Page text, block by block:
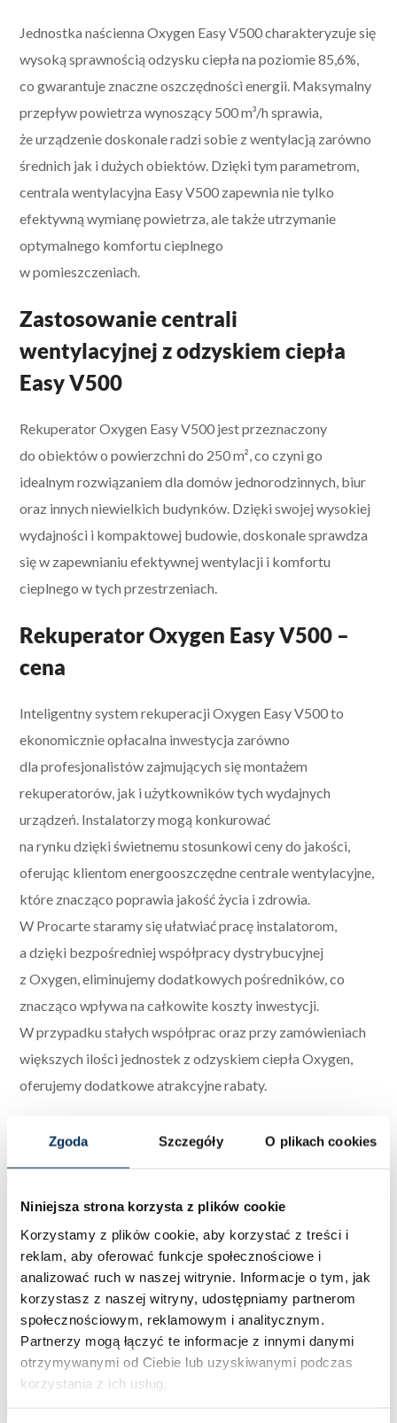
Zgoda Szczegóły O plikach cookies
Niniejsza strona korzysta z plików cookie
Korzystamy z plików cookie, aby korzystać z treści i
reklam, aby oferować funkcje społecznościowe i
analizować ruch w naszej witrynie. Informacje o tym, jak
korzystasz z naszej witryny, udostępniamy partnerom
społecznościowym, reklamowym i analitycznym.
Partnerzy mogą łączyć te informacje z innymi danymi
otrzymywanymi od Ciebie lub uzyskiwanymi podczas
korzystania z ich usług.
Jednostka naścienna Oxygen Easy V500 charakteryzuje się
wysoką sprawnością odzysku ciepła na poziomie 85,6%,
co gwarantuje znaczne oszczędności energii. Maksymalny
przepływ powietrza wynoszący 500 m³/h sprawia,
że urządzenie doskonale radzi sobie z wentylacją zarówno
średnich jak i dużych obiektów. Dzięki tym parametrom,
centrala wentylacyjna Easy V500 zapewnia nie tylko
efektywną wymianę powietrza, ale także utrzymanie
optymalnego komfortu cieplnego
w pomieszczeniach.
Zastosowanie centrali
wentylacyjnej z odzyskiem ciepła
Easy V500
Rekuperator Oxygen Easy V500 jest przeznaczony
do obiektów o powierzchni do 250 m², co czyni go
idealnym rozwiązaniem dla domów jednorodzinnych, biur
oraz innych niewielkich budynków. Dzięki swojej wysokiej
wydajności i kompaktowej budowie, doskonale sprawdza
się w zapewnianiu efektywnej wentylacji i komfortu
cieplnego w tych przestrzeniach.
Rekuperator Oxygen Easy V500 –
cena
Inteligentny system rekuperacji Oxygen Easy V500 to
ekonomicznie opłacalna inwestycja zarówno
dla profesjonalistów zajmujących się montażem
rekuperatorów, jak i użytkowników tych wydajnych
urządzeń. Instalatorzy mogą konkurować
na rynku dzięki świetnemu stosunkowi ceny do jakości,
oferując klientom energooszczędne centrale wentylacyjne,
które znacząco poprawia jakość życia i zdrowia.
W Procarte staramy się ułatwiać pracę instalatorom,
a dzięki bezpośredniej współpracy dystrybucyjnej
z Oxygen, eliminujemy dodatkowych pośredników, co
znacząco wpływa na całkowite koszty inwestycji.
W przypadku stałych współprac oraz przy zamówieniach
większych ilości jednostek z odzyskiem ciepła Oxygen,
oferujemy dodatkowe atrakcyjne rabaty.
Oxygen – najważniejsze informacje
o producencie rekuperatorów
Oxygen to producent wysokiej klasy, zaawansowanych
technologicznie systemów rekuperacji, dostosowanych
do indywidualnych potrzeb użytkowników. Firma oferuje
wersje z tradycyjnym wymiennikiem przeciwprądowym
oraz entalpicznym, umożliwiającym efektywny odzysk
wilgoci, co znacząco wpływa na zdrowie i komfort
użytkowników. Rekuperatory Oxygen są dostępne
zarówno dla małych, jak i dużych powierzchni – nawet